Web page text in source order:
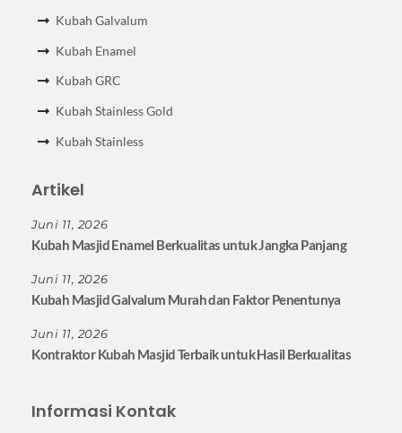
Kubah Galvalum
Kubah Enamel
Kubah GRC
Kubah Stainless Gold
Kubah Stainless
Artikel
Juni 11, 2026
Kubah Masjid Enamel Berkualitas untuk Jangka Panjang
Juni 11, 2026
Kubah Masjid Galvalum Murah dan Faktor Penentunya
Juni 11, 2026
Kontraktor Kubah Masjid Terbaik untuk Hasil Berkualitas
Informasi Kontak